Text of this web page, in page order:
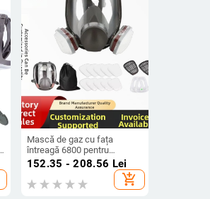
Mască de gaz cu fața
întreagă 6800 pentru
pulverizarea chimică a
biochimică împotriva
prafului, mască anti ceață
152.35 - 208.56 Lei
add_shopping_cart